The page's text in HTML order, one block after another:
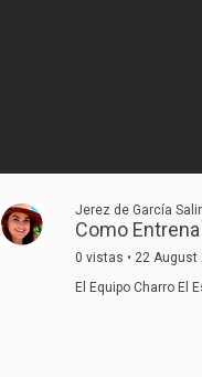
Jerez de García
Como
0 vistas • 22 August
El Equipo Charro El